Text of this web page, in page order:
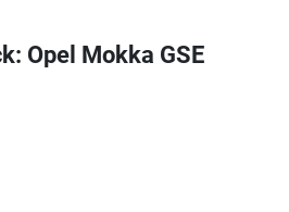
Opel Mokka GSE